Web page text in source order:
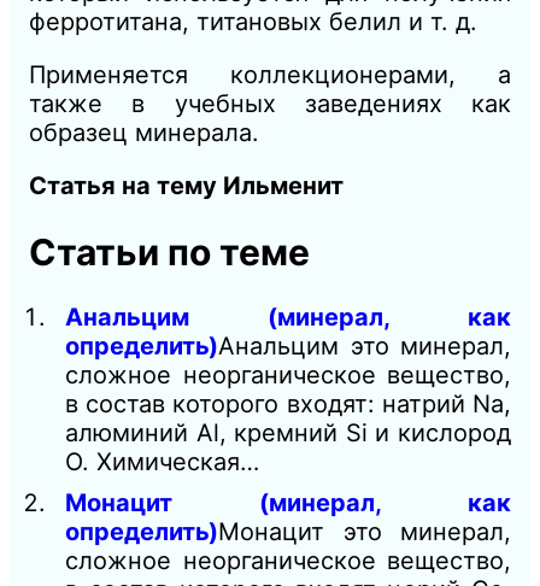
ферротитана, титановых белил и т. д.
Применяется коллекционерами, а
также в учебных заведениях как
образец минерала.
Статья на тему Ильменит
Статьи по теме
Анальцим (минерал, как
определить)Анальцим это минерал,
сложное неорганическое вещество,
в состав которого входят: натрий Na,
алюминий Al, кремний Si и кислород
О. Химическая…
Монацит (минерал, как
определить)Монацит это минерал,
сложное неорганическое вещество,